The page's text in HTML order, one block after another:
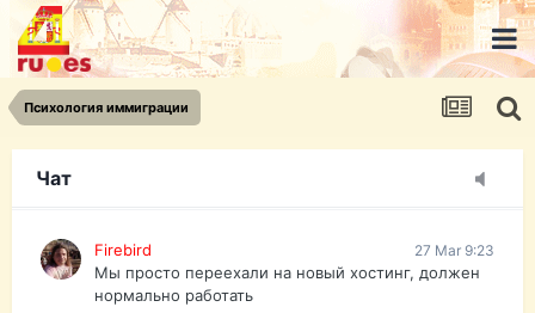
Психология иммиграции
Чат
urist.dokument@gmail.com
https://pasport-ua.com/
Телеграмм @uristpassua
Firebird
Друзья - из России без VPN сайт и форум
Firebird 27 Mar 9:23
Мы просто переехали на новый хостинг, должен
нормально работать